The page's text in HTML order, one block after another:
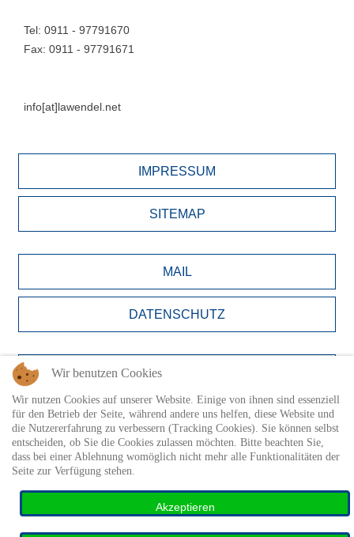
Tel: 0911 - 97791670
Fax: 0911 - 97791671
info[at]lawendel.net
IMPRESSUM
SITEMAP
MAIL
DATENSCHUTZ
BILDNACHWEISE
LOGIN
Wir benutzen Cookies
Wir nutzen Cookies auf unserer Website. Einige von ihnen sind essenziell
für den Betrieb der Seite, während andere uns helfen, diese Website und
die Nutzererfahrung zu verbessern (Tracking Cookies). Sie können selbst
entscheiden, ob Sie die Cookies zulassen möchten. Bitte beachten Sie,
dass bei einer Ablehnung womöglich nicht mehr alle Funktionalitäten der
Seite zur Verfügung stehen.
Akzeptieren